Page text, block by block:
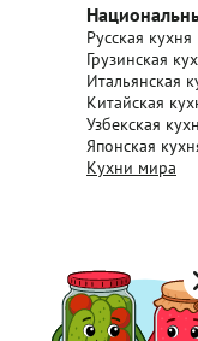
Русская кухня
Грузинская
Итальянская
Китайская
Узбекская
Японская
Кухни мира